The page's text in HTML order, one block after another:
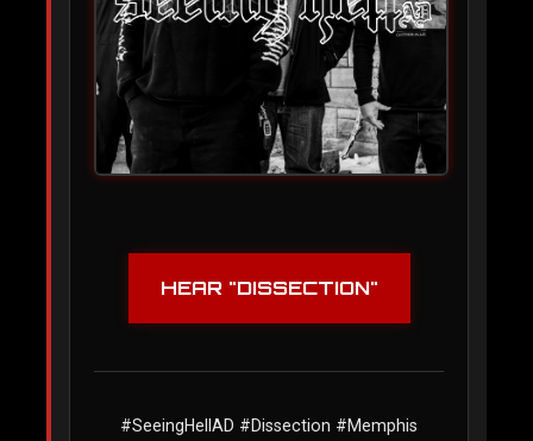
HEAR "DISSECTION"
#SeeingHellAD #Dissection #Memphis